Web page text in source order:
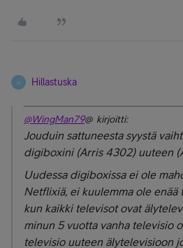
H Hillastuska
@WingMan79@ kirjoitti:
Jouduin sattuneesta syystä
digiboxini (Arris 4302) uuteen
Uudessa digiboxissa ei ole
Netflixiä, ei kuulemma ole
kun kaikki televisot ovat
minun 5 vuotta vanha televisio
televisio uuteen älytelevisioon